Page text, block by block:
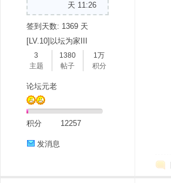
天 11:26
签到天数: 1369 天
[LV.10]以坛为家III
3
主题
1380
帖子
1万
积分
论坛元老
积分 12257
发消息